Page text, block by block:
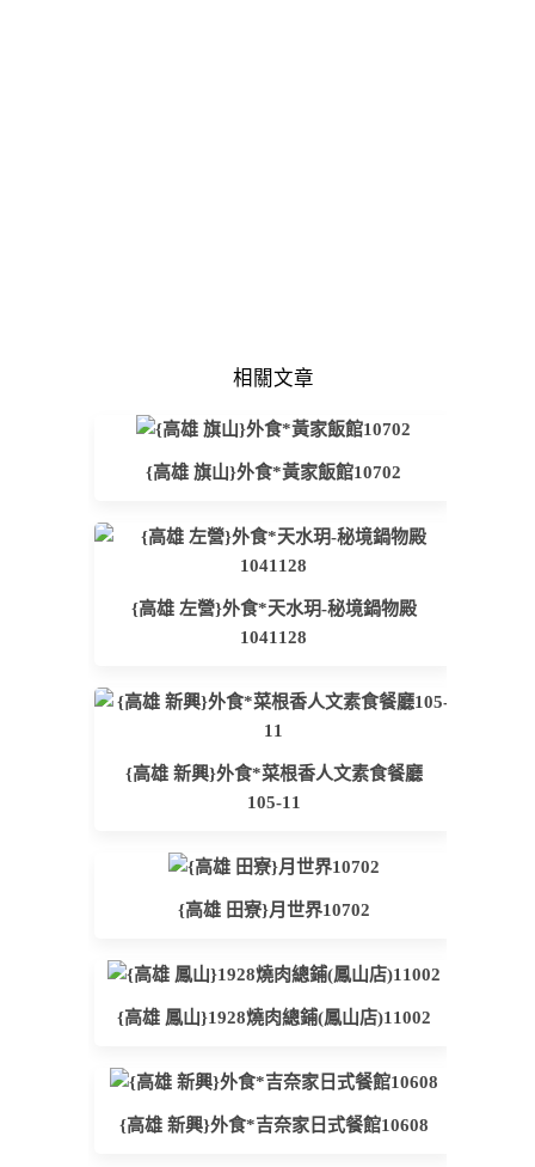
相關文章
{高雄 旗山}外食*黃家飯館10702
{高雄 左營}外食*天水玥-秘境鍋物殿
1041128
{高雄 新興}外食*菜根香人文素食餐廳
105-11
{高雄 田寮}月世界10702
{高雄 鳳山}1928燒肉總鋪(鳳山店)11002
{高雄 新興}外食*吉奈家日式餐館10608